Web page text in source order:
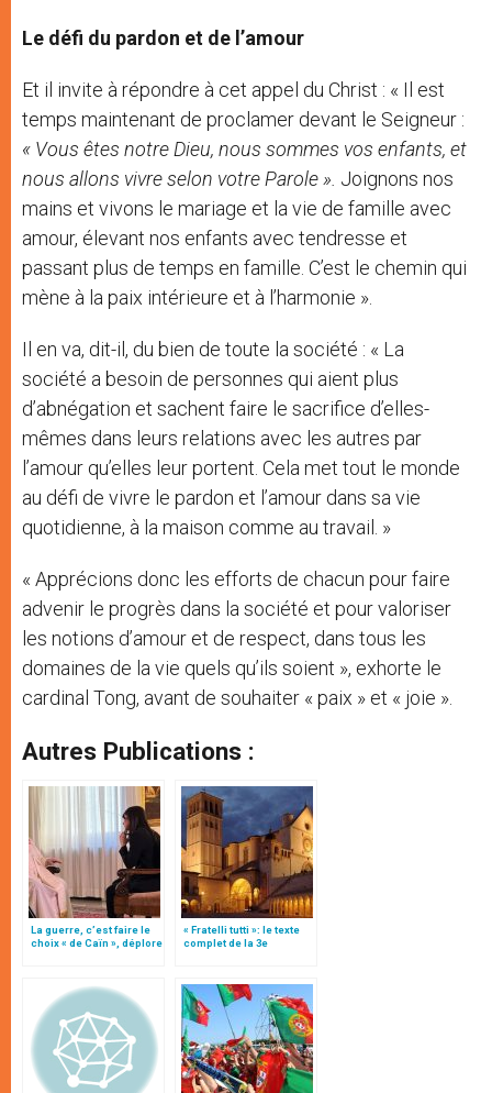
Le défi du pardon et de l’amour
Et il invite à répondre à cet appel du Christ : « Il est
temps maintenant de proclamer devant le Seigneur :
« Vous êtes notre Dieu, nous sommes vos enfants, et
nous allons vivre selon votre Parole ». Joignons nos
mains et vivons le mariage et la vie de famille avec
amour, élevant nos enfants avec tendresse et
passant plus de temps en famille. C’est le chemin qui
mène à la paix intérieure et à l’harmonie ».
Il en va, dit-il, du bien de toute la société : « La
société a besoin de personnes qui aient plus
d’abnégation et sachent faire le sacrifice d’elles-
mêmes dans leurs relations avec les autres par
l’amour qu’elles leur portent. Cela met tout le monde
au défi de vivre le pardon et l’amour dans sa vie
quotidienne, à la maison comme au travail. »
« Apprécions donc les efforts de chacun pour faire
advenir le progrès dans la société et pour valoriser
les notions d’amour et de respect, dans tous les
domaines de la vie quels qu’ils soient », exhorte le
cardinal Tong, avant de souhaiter « paix » et « joie ».
Autres Publications :
La guerre, c’est faire le
choix « de Caïn », déplore
« Fratelli tutti »: le texte
complet de la 3e